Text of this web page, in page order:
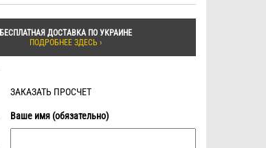
БЕСПЛАТНАЯ ДОСТАВКА ПО УКРАИНЕ
ПОДРОБНЕЕ ЗДЕСЬ ›
ЗАКАЗАТЬ ПРОСЧЕТ
Ваше имя (обязательно)